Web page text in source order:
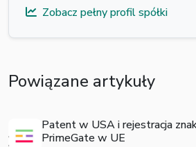
Zobacz pełny profil spółki
Powiązane artykuły
Patent w USA i rejestracja
PrimeGate w UE